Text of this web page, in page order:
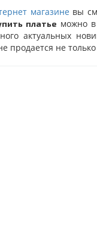
магазине вы
платье можно в
актуальных
продается не